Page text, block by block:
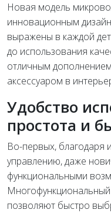
Новая модель
инновационным
выражены в каждой
до использования
отличным
аксессуаром в
Удобство
простота и
Во-первых, благодаря
управлению, даже
функциональными
позволяют быстро